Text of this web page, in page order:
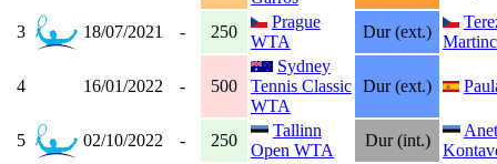
3 18/07/2021 - 250
Prague
WTA
Dur (ext.)
4 16/01/2022 - 500
Sydney
Tennis Classic
WTA
Dur (ext.)
5 02/10/2022 - 250
Tallinn
Open WTA
Dur (int.)